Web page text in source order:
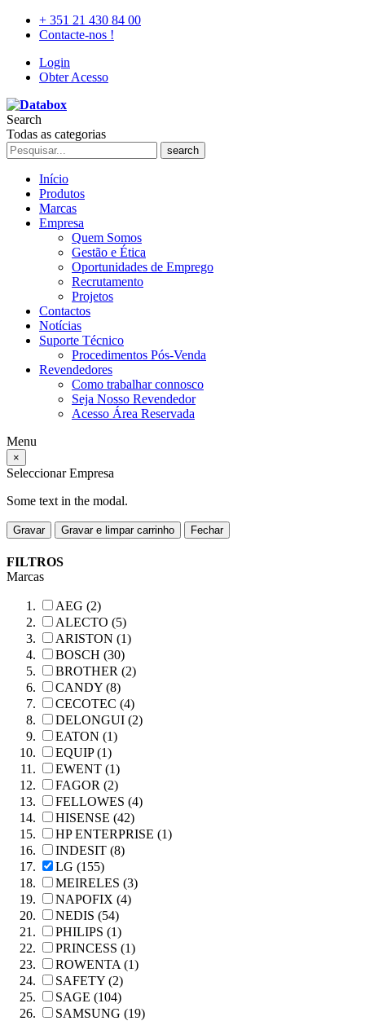
+ 351 21 430 84 00
Contacte-nos !
Login
Obter Acesso
Search
Todas as categorias
search
Início
Produtos
Marcas
Empresa
Quem Somos
Gestão e Ética
Oportunidades de Emprego
Recrutamento
Projetos
Contactos
Notícias
Suporte Técnico
Procedimentos Pós-Venda
Revendedores
Como trabalhar connosco
Seja Nosso Revendedor
Acesso Área Reservada
Menu
×
Seleccionar Empresa
Some text in the modal.
Gravar Gravar e limpar carrinho Fechar
FILTROS
Marcas
AEG (2)
ALECTO (5)
ARISTON (1)
BOSCH (30)
BROTHER (2)
CANDY (8)
CECOTEC (4)
DELONGUI (2)
EATON (1)
EQUIP (1)
EWENT (1)
FAGOR (2)
FELLOWES (4)
HISENSE (42)
HP ENTERPRISE (1)
INDESIT (8)
LG (155)
MEIRELES (3)
NAPOFIX (4)
NEDIS (54)
PHILIPS (1)
PRINCESS (1)
ROWENTA (1)
SAFETY (2)
SAGE (104)
SAMSUNG (19)